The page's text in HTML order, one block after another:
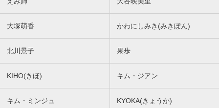
大塚萌香 かわにしみき(みきぽん)
北川景子 果歩
KIHO(きほ) キム・ジアン
キム・ミンジュ KYOKA(きょうか)